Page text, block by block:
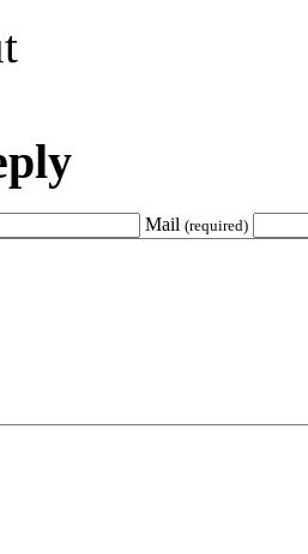
Mail (required)